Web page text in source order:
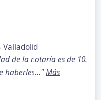
Valladolid
de la notaría es de 10.
haberles..."Más